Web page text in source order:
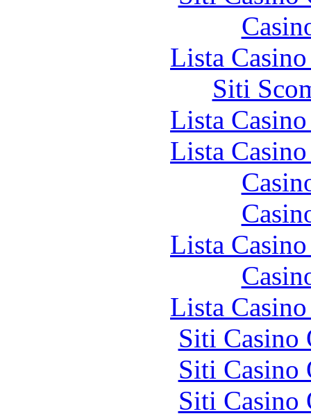
Lista
Siti
Lista
Lista
Lista
Lista
Siti Casino
Siti Casino
Siti Casino